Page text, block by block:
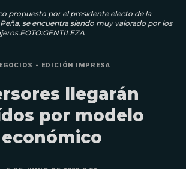
pro­puesto por el presidente electo de la
se encuentra siendo muy valorado por los
- EDICIÓN IMPRESA
llegarán
por modelo
económico